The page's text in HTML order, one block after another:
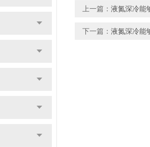
上一篇： 液氮深冷能
下一篇： 液氮深冷能